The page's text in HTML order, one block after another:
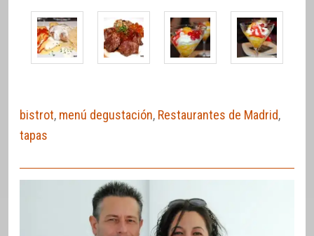
bistrot, menú degustación, Restaurantes de Madrid,
tapas